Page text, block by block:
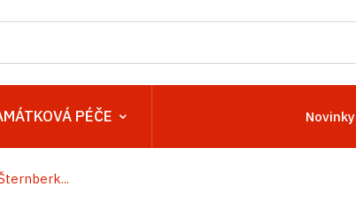
PÉČE Novinky